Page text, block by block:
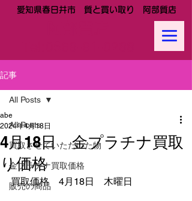
愛知県春日井市 質と買い取り 阿部質店
記事
All Posts
買取させていただいた物
金プラチナ買取価格
販売の商品
All Posts
4月18日 金プラチナ買取
り価格
abe
2024年4月18日
買取価格　4月18日　木曜日